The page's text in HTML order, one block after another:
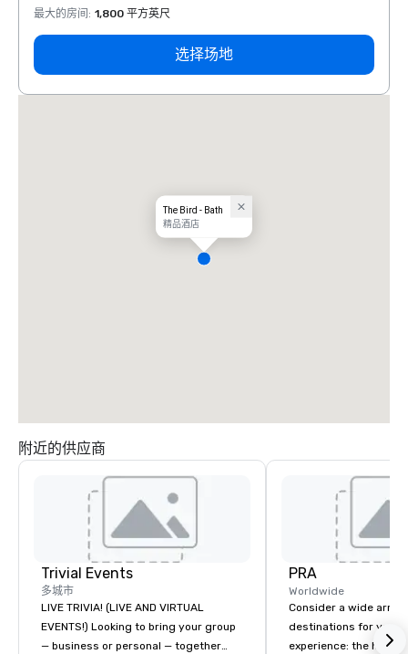
最大的房间 : 1,800 平方英尺
选择场地
The Bird - Bath
精品酒店
附近的供应商
Trivial Events
多城市
LIVE TRIVIA! (LIVE AND VIRTUAL
EVENTS!) Looking to bring your group
— business or personal — together
PRA
Worldwide
Consider a wide array
destinations for your
experience: the